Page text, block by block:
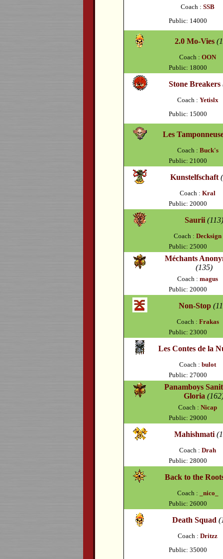
Coach :SSB
Public: 14000
2.0 Mo-Vies
Coach :OON
Public: 18000
Stone Breakers
Coach : Yetislx
Public: 15000
Les
Coach : Buck's
Public: 21000
Kunstelfschaft
Coach :Kral
Public: 20000
Saurii (113)
Coach :Decksign
Public: 25000
Méchants
(135)
Coach :magus
Public: 20000
Non-Stop
Coach : Frakas
Public: 23000
Les Contes de la
Coach :bulot
Public: 27000
Panamboys
Gloria
Coach :Nicap
Public: 29000
Mahishmati
Coach :Drah
Public: 28000
Back to the
Coach :
_nico_
Public: 26000
Death Squad
Coach :Dritzz
Public: 35000